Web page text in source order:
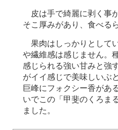
皮は手で綺麗に剥く事
そこ厚みがあり、食べる
果肉はしっかりとして
や繊維感は感じません。
感じられる強い甘みと強
がイイ感じで美味しいぶ
巨峰にフォクシー香があ
いでこの「甲斐のくろま
ました。